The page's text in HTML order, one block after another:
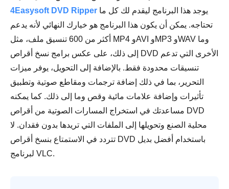
4Easysoft DVD Ripper
تحتاجه. يمكن أن يكون هذا البرنامج هو خيارك النهائي لأنه يدعم
أكثر من 600 تنسيق ملف، مثل MP4 وAVI وMP3 وWAV وما
إلى ذلك، على عكس برامج نسخ أقراص DVD الأخرى التي تدعم
تنسيقات محدودة فقط. بالإضافة إلى التحويل، يوفر ميزات
التحرير، بما في ذلك إضافة ترجمات ومقاطع صوتية وتطبيق
تأثيرات وإضافة علامات مائية وقص وما إلى ذلك. كما يمكنه
مساعدتك في استخراج المسارات الصوتية من أقراص DVD
محلية الصنع وتحويلها إلى الملفات التي تريدها بدون فقدان. لا
تتردد في الاستمتاع بنسخ أقراص DVD باستخدام أفضل بديل
لبرنامج VLC.